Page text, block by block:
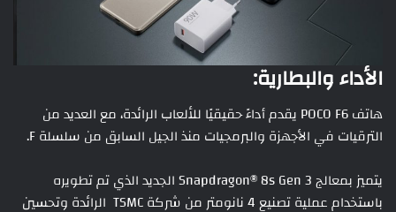
الأداء والبطارية:
هاتف POCO F6 يقدم أداءً حقيقيًا للألعاب الرائدة، مع العديد من
الترقيات في الأجهزة والبرمجيات منذ الجيل السابق من سلسلة F.
يتميز بمعالج Snapdragon® 8s Gen 3 الجديد الذي تم تطويره
باستخدام عملية تصنيع 4 نانومتر من شركة TSMC الرائدة وتحسين